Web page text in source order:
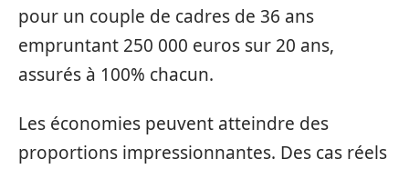
pour un couple de cadres de 36 ans
empruntant 250 000 euros sur 20 ans,
assurés à 100% chacun.
Les économies peuvent atteindre des
proportions impressionnantes. Des cas réels